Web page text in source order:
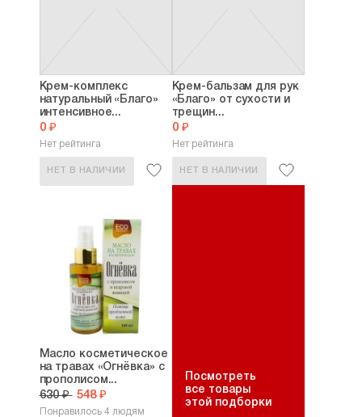
Крем-комплекс
натуральный «Благо»
интенсивное...
0 ₽
Нет рейтинга
НЕТ В НАЛИЧИИ
Крем-бальзам для рук
«Благо» от сухости и
трещин...
0 ₽
Нет рейтинга
НЕТ В НАЛИЧИИ
Масло косметическое
на травах «Огнёвка» с
прополисом...
630 ₽ 548 ₽
Понравилось 4 людям
Посмотреть
все товары
этой подборки